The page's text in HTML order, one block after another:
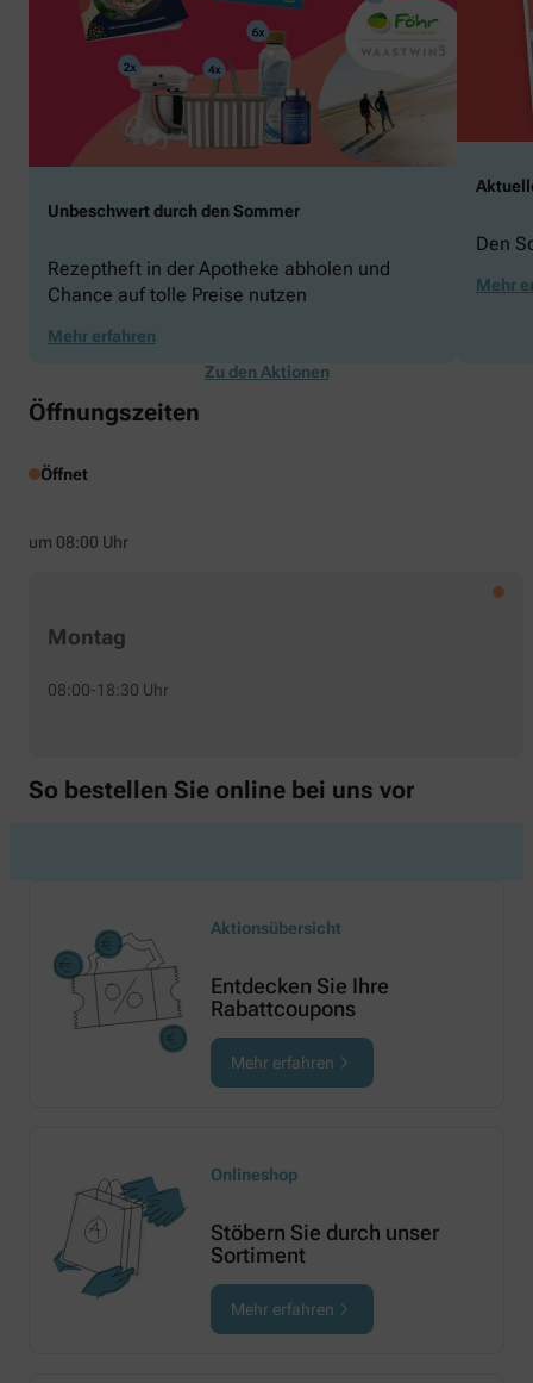
Unbeschwert durch den Sommer
Rezeptheft in der Apotheke abholen und
Chance auf tolle Preise nutzen
Mehr erfahren
Den
Mehr
Zu den Aktionen
Öffnungszeiten
Öffnet
um 08:00 Uhr
Montag
08:00-18:30 Uhr
So bestellen Sie online bei uns vor
Aktionsübersicht
Entdecken Sie Ihre
Rabattcoupons
Mehr erfahren
Onlineshop
Stöbern Sie durch unser
Sortiment
Mehr erfahren